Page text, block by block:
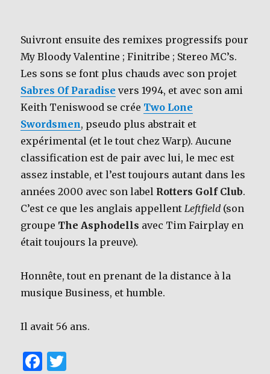
Suivront ensuite des remixes progressifs pour
My Bloody Valentine ; Finitribe ; Stereo MC’s.
Les sons se font plus chauds avec son projet
Sabres Of Paradise vers 1994, et avec son ami
Keith Teniswood se crée Two Lone
Swordsmen, pseudo plus abstrait et
expérimental (et le tout chez Warp). Aucune
classification est de pair avec lui, le mec est
assez instable, et l’est toujours autant dans les
années 2000 avec son label Rotters Golf Club.
C’est ce que les anglais appellent Leftfield (son
groupe The Asphodells avec Tim Fairplay en
était toujours la preuve).
Honnête, tout en prenant de la distance à la
musique Business, et humble.
Il avait 56 ans.
F